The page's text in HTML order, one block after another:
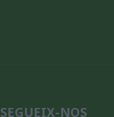
SEGUEIX-NOS